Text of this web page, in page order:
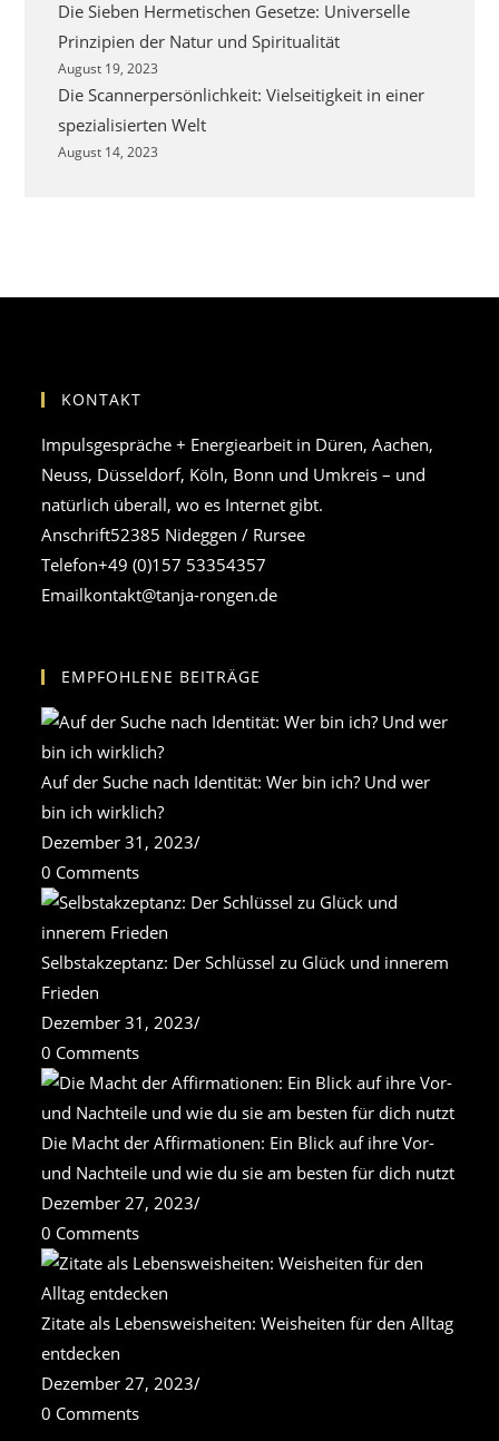
Die Sieben Hermetischen Gesetze: Universelle
Prinzipien der Natur und Spiritualität
August 19, 2023
Die Scannerpersönlichkeit: Vielseitigkeit in einer
spezialisierten Welt
August 14, 2023
KONTAKT
Impulsgespräche + Energiearbeit in Düren, Aachen,
Neuss, Düsseldorf, Köln, Bonn und Umkreis – und
natürlich überall, wo es Internet gibt.
Anschrift52385 Nideggen / Rursee
Telefon+49 (0)157 53354357
Emailkontakt@tanja-rongen.deOpens
EMPFOHLENE BEITRÄGE
Auf der Suche nach Identität: Wer bin ich? Und wer
bin ich wirklich?
Dezember 31, 2023/
0 Comments
Selbstakzeptanz: Der Schlüssel zu Glück und innerem
Frieden
Dezember 31, 2023/
0 Comments
Die Macht der Affirmationen: Ein Blick auf ihre Vor-
und Nachteile und wie du sie am besten für dich nutzt
Dezember 27, 2023/
0 Comments
Zitate als Lebensweisheiten: Weisheiten für den Alltag
entdecken
Dezember 27, 2023/
0 Comments